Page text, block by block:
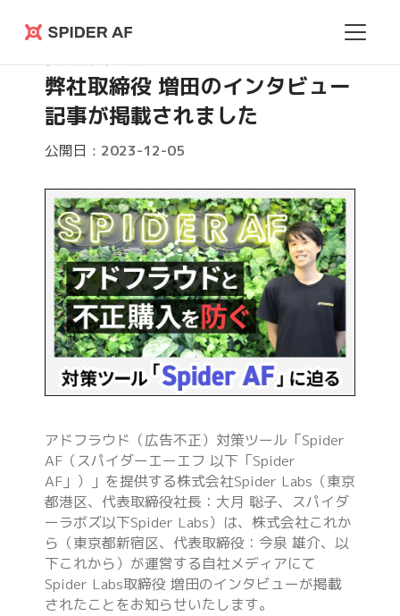
Spider
AF
プレスリリース
弊社取締役 増田のインタビュー
記事が掲載されました
公開日 : 2023-12-05
アドフラウド（広告不正）対策ツール「Spider
AF（スパイダーエーエフ 以下「Spider
AF」）」を提供する株式会社Spider Labs（東京
都港区、代表取締役社長：大月 聡子、スパイダ
ーラボズ以下Spider Labs）は、株式会社これか
ら（東京都新宿区、代表取締役：今泉 雄介、以
下これから）が運営する自社メディアにて
Spider Labs取締役 増田のインタビューが掲載
されたことをお知らせいたします。